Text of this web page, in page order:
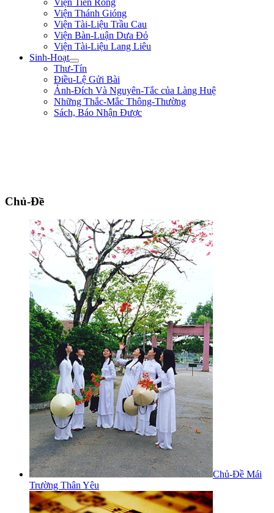
Viện Tiên Rồng
Viện Thánh Gióng
Viện Tài-Liệu Trầu Cau
Viện Bàn-Luận Dưa Đỏ
Viện Tài-Liệu Lang Liêu
Sinh-Hoạt
Thư-Tín
Điều-Lệ Gửi Bài
Ảnh-Đích Và Nguyên-Tắc của Làng Huệ
Những Thắc-Mắc Thông-Thường
Sách, Báo Nhận Được
Chủ-Đề
Chủ-Đề Mái
Trường Thân Yêu